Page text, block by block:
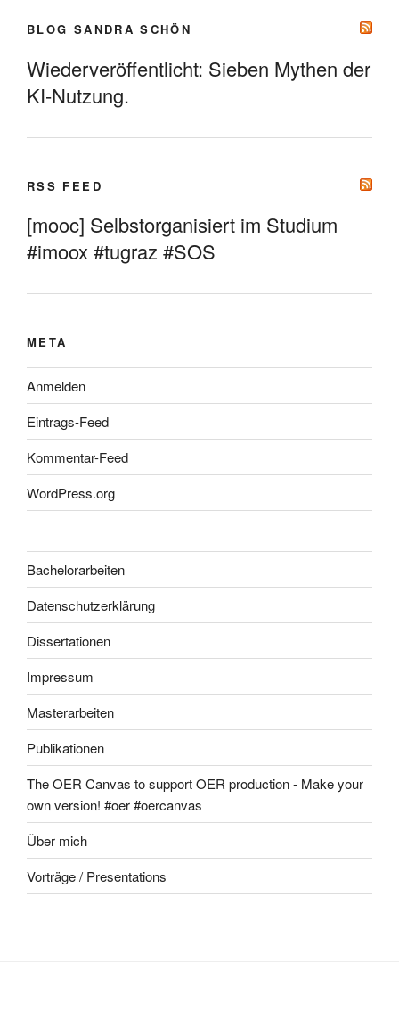
BLOG SANDRA SCHÖN
Wiederveröffentlicht: Sieben Mythen der
KI-Nutzung.
RSS FEED
[mooc] Selbstorganisiert im Studium
#imoox #tugraz #SOS
META
Anmelden
Eintrags-Feed
Kommentar-Feed
WordPress.org
Bachelorarbeiten
Datenschutzerklärung
Dissertationen
Impressum
Masterarbeiten
Publikationen
The OER Canvas to support OER production - Make your
own version! #oer #oercanvas
Über mich
Vorträge / Presentations